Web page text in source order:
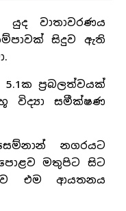
වාතාවරණය
සිදුව ඇති
ප්‍රබලත්වයක්
විද්‍යා සමීක්ෂණ
නගරයට
මතුපිට සිට
එම ආයතනය